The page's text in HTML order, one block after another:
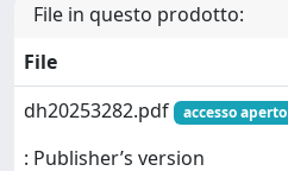
File in questo prodotto:
File
dh20253282.pdf
accesso aperto
: Publisher’s version